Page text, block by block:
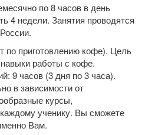
по 8 часов в день
4 недели. Занятия проводятся
по приготовлению кофе). Цель
навыки работы с кофе.
9 часов (3 дня по 3 часа).
в зависимости от
курсы,
ученику. Вы сможете
Вам.